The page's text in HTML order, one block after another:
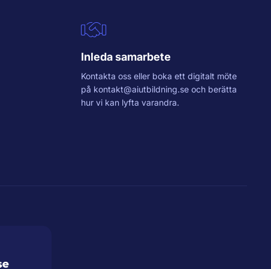
Inleda samarbete
Kontakta oss eller boka ett digitalt möte
på kontakt@aiutbildning.se och berätta
hur vi kan lyfta varandra.